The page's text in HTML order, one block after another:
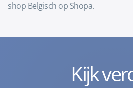
shop Belgisch op Shopa.
Kijk